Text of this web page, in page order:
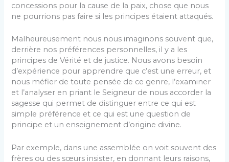
concessions pour la cause de la paix, chose que nous
ne pourrions pas faire si les principes étaient attaqués.
Malheureusement nous nous imaginons souvent que,
derrière nos préférences personnelles, il y a les
principes de Vérité et de justice. Nous avons besoin
d’expérience pour apprendre que c’est une erreur, et
nous méfier de toute pensée de ce genre, l’examiner
et l’analyser en priant le Seigneur de nous accorder la
sagesse qui permet de distinguer entre ce qui est
simple préférence et ce qui est une question de
principe et un enseignement d’origine divine.
Par exemple, dans une assemblée on voit souvent des
frères ou des sœurs insister, en donnant leurs raisons,